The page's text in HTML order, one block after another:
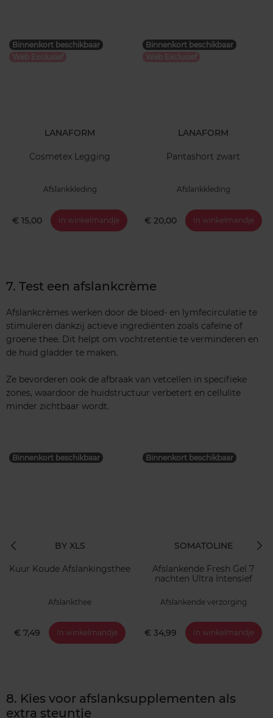
Binnenkort beschikbaar
LANAFORM
Cosmetex Legging
Afslankkleding
€ 15,00 In winkelmandje
Binnenkort beschikbaar
LANAFORM
Pantashort zwart
Afslankkleding
€ 20,00 In winkelmandje
7. Test een afslankcrème
Afslankcrèmes werken door de bloed- en lymfecirculatie te
stimuleren dankzij actieve ingrediënten zoals cafeïne of
groene thee. Dit helpt om vochtretentie te verminderen en
de huid gladder te maken.
Ze bevorderen ook de afbraak van vetcellen in specifieke
zones, waardoor de huidstructuur verbetert en cellulite
minder zichtbaar wordt.
Binnenkort beschikbaar
BY XLS
Kuur Koude Afslankingsthee
Afslankthee
€ 7,49 In winkelmandje
Binnenkort beschikbaar
SOMATOLINE
Afslankende Fresh Gel 7
nachten Ultra Intensief
Afslankende verzorging
€ 34,99 In winkelmandje
8. Kies voor afslanksupplementen als
extra steuntje